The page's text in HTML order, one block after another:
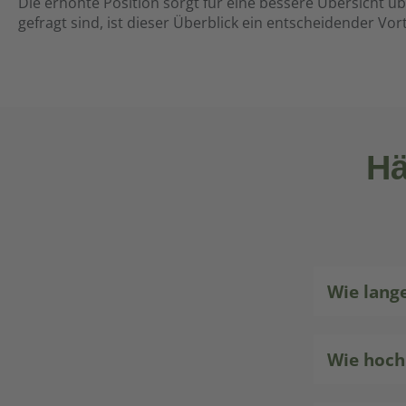
Schussposition bei Ihrer nächsten
Jagd!
und
gefragt sind, ist dieser Überblick ein entscheidender
Wie
Wie